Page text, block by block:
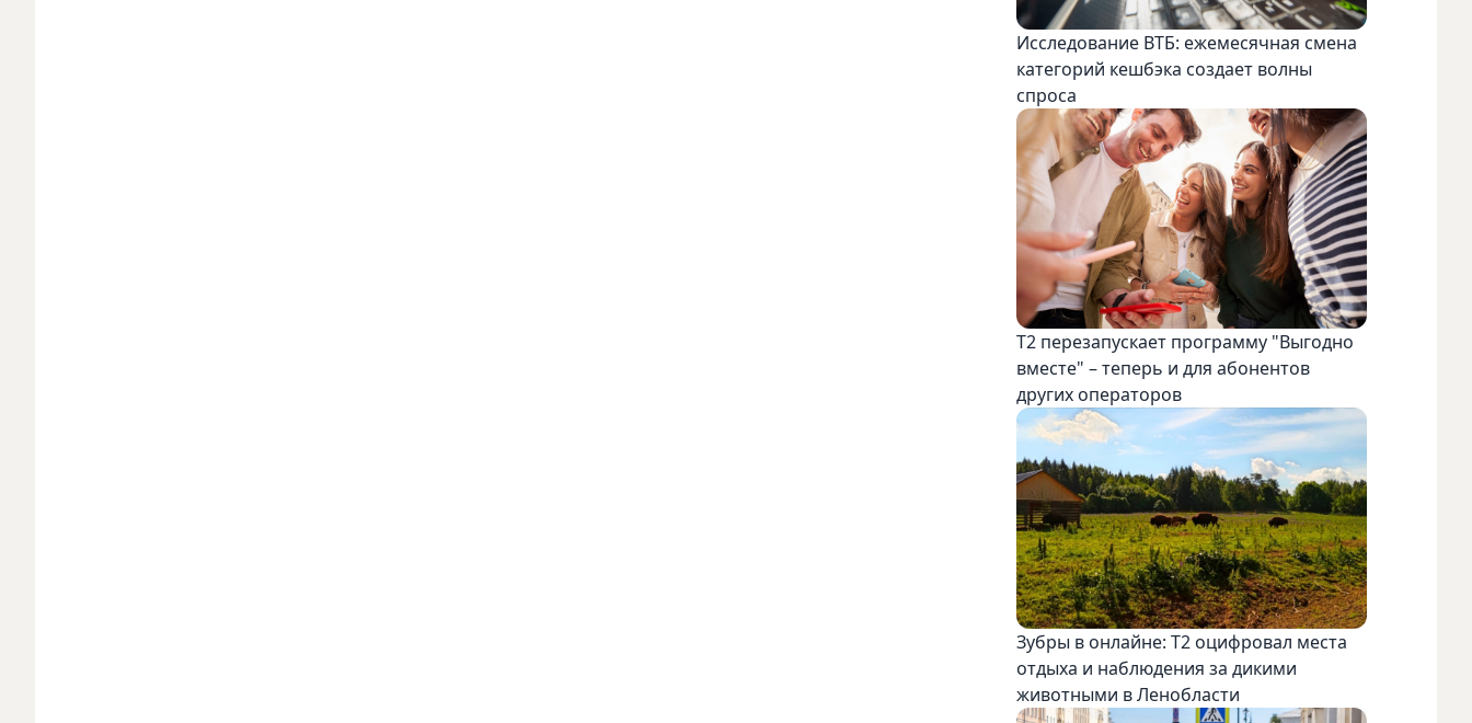
Исследование ВТБ: ежемесячная смена
категорий кешбэка создает волны
спроса
Т2 перезапускает программу "Выгодно
вместе" – теперь и для абонентов
других операторов
Зубры в онлайне: Т2 оцифровал места
отдыха и наблюдения за дикими
животными в Ленобласти